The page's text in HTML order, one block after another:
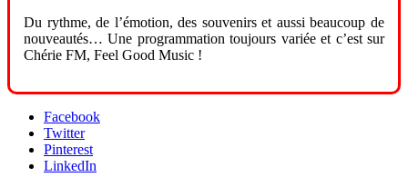
Du rythme, de l’émotion, des souvenirs et aussi beaucoup de
nouveautés… Une programmation toujours variée et c’est sur
Chérie FM, Feel Good Music !
Facebook
Twitter
Pinterest
LinkedIn